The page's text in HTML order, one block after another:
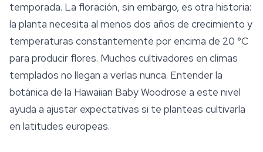
temporada. La floración, sin embargo, es otra historia:
la planta necesita al menos dos años de crecimiento y
temperaturas constantemente por encima de 20 °C
para producir flores. Muchos cultivadores en climas
templados no llegan a verlas nunca. Entender la
botánica de la Hawaiian Baby Woodrose a este nivel
ayuda a ajustar expectativas si te planteas cultivarla
en latitudes europeas.